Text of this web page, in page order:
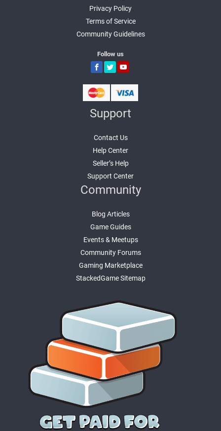
Privacy Policy
Terms of Service
Community Guidelines
Follow us
Support
Contact Us
Help Center
Seller’s Help
Support Center
Community
Blog Articles
Game Guides
Events & Meetups
Community Forums
Gaming Marketplace
StackedGame Sitemap